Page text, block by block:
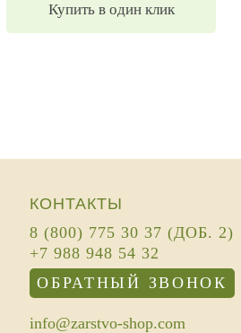
Купить в один клик
КОНТАКТЫ
8 (800) 775 30 37 (ДОБ. 2)
+7 988 948 54 32
ОБРАТНЫЙ ЗВОНОК
info@zarstvo-shop.com